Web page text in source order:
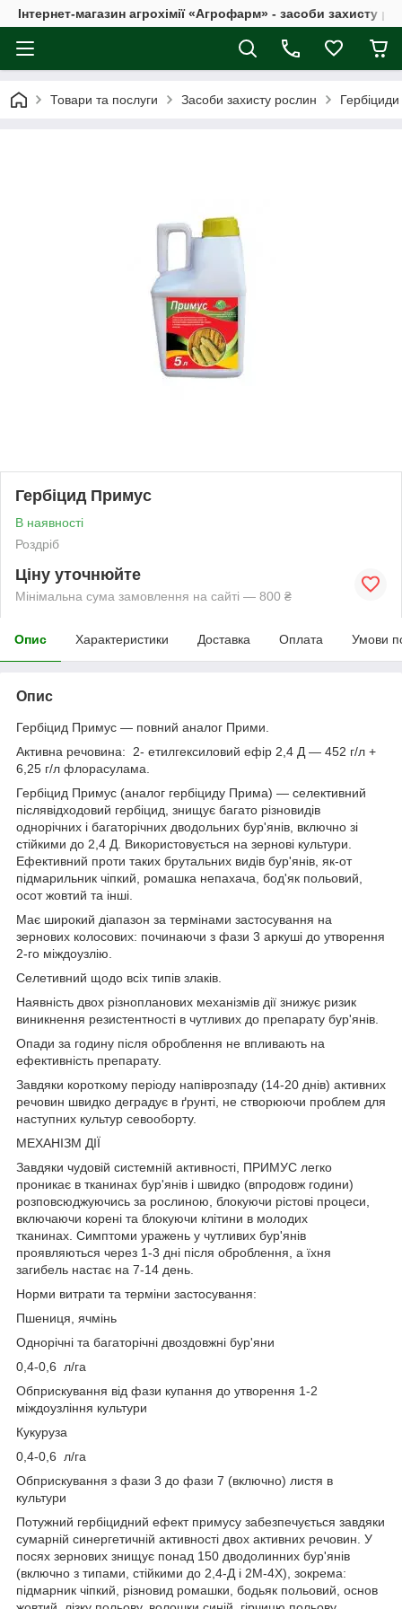
Інтернет-магазин агрохімії «Агрофарм» - засоби захисту
Товари та послуги Засоби захисту рослин Гербіциди
Гербіцид Примус
В наявності
Роздріб
Ціну уточнюйте
Мінімальна сума замовлення на сайті — 800 ₴
Опис Характеристики Доставка Оплата Умови
Опис
Гербіцид Примус — повний аналог Прими.
Активна речовина: 2- етилгексиловий ефір 2,4 Д — 452 г/л +
6,25 г/л флорасулама.
Гербіцид Примус (аналог гербіциду Прима) — селективний
післявідходовий гербіцид, знищує багато різновидів
однорічних і багаторічних дводольних бур'янів, включно зі
стійкими до 2,4 Д. Використовується на зернові культури.
Ефективний проти таких брутальних видів бур'янів, як-от
підмарильник чіпкий, ромашка непахача, бод'як польовий,
осот жовтий та інші.
Має широкий діапазон за термінами застосування на
зернових колосових: починаючи з фази 3 аркуші до утворення
2-го міждоузлію.
Селетивний щодо всіх типів злаків.
Наявність двох різнопланових механізмів дії знижує ризик
виникнення резистентності в чутливих до препарату бур'янів.
Опади за годину після оброблення не впливають на
ефективність препарату.
Завдяки короткому періоду напіврозпаду (14-20 днів) активних
речовин швидко деградує в ґрунті, не створюючи проблем для
наступних культур севооборту.
МЕХАНІЗМ ДІЇ
Завдяки чудовій системній активності, ПРИМУС легко
проникає в тканинах бур'янів і швидко (впродовж години)
розповсюджуючись за рослиною, блокуючи рістові процеси,
включаючи корені та блокуючи клітини в молодих
тканинах. Симптоми уражень у чутливих бур'янів
проявляються через 1-3 дні після оброблення, а їхня
загибель настає на 7-14 день.
Норми витрати та терміни застосування:
Пшениця, ячмінь
Однорічні та багаторічні двоздовжні бур'яни
0,4-0,6 л/га
Обприскування від фази купання до утворення 1-2
міждоузління культури
Кукуруза
0,4-0,6 л/га
Обприскування з фази 3 до фази 7 (включно) листя в
культури
Потужний гербіцидний ефект примусу забезпечується завдяки
сумарній синергетичній активності двох активних речовин. У
посях зернових знищує понад 150 дводолинних бур'янів
(включно з типами, стійкими до 2,4-Д і 2М-4Х), зокрема:
підмарник чіпкий, різновид ромашки, бодьяк польовий, основ